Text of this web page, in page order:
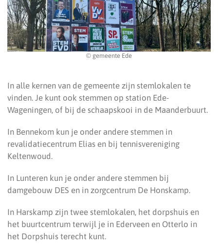
© gemeente Ede
In alle kernen van de gemeente zijn stemlokalen te
vinden. Je kunt ook stemmen op station Ede-
Wageningen, of bij de schaapskooi in de Maanderbuurt.
In Bennekom kun je onder andere stemmen in
revalidatiecentrum Elias en bij tennisvereniging
Keltenwoud.
In Lunteren kun je onder andere stemmen bij
damgebouw DES en in zorgcentrum De Honskamp.
In Harskamp zijn twee stemlokalen, het dorpshuis en
het buurtcentrum terwijl je in Ederveen en Otterlo in
het Dorpshuis terecht kunt.